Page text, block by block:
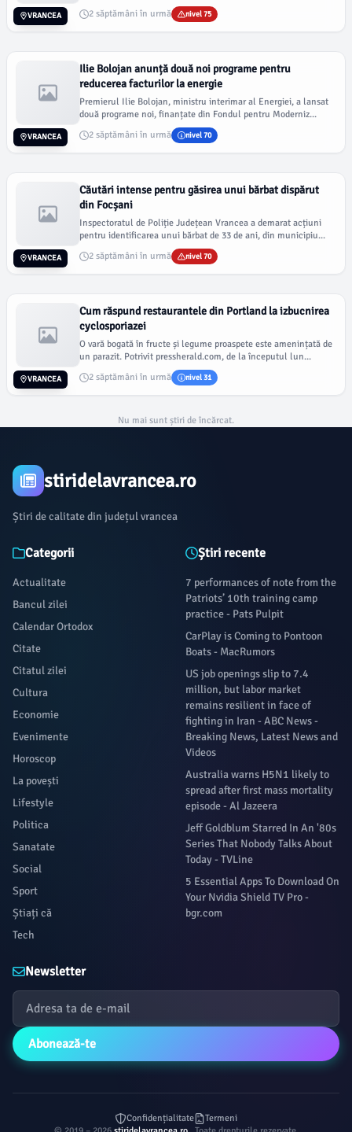
2 săptămâni în urmă
nivel 75
VRANCEA
Ilie Bolojan anunță două noi programe pentru
reducerea facturilor la energie
Premierul Ilie Bolojan, ministru interimar al Energiei, a lansat
două programe noi, finanțate din Fondul pentru Moderniz...
2 săptămâni în urmă
nivel 70
VRANCEA
Căutări intense pentru găsirea unui bărbat dispărut
din Focșani
Inspectoratul de Poliție Județean Vrancea a demarat acțiuni
pentru identificarea unui bărbat de 33 de ani, din municipiu...
2 săptămâni în urmă
nivel 70
VRANCEA
Cum răspund restaurantele din Portland la izbucnirea
cyclosporiazei
O vară bogată în fructe și legume proaspete este amenințată de
un parazit. Potrivit pressherald.com, de la începutul lun...
2 săptămâni în urmă
nivel 31
VRANCEA
Nu mai sunt știri de încărcat.
stiridelavrancea.ro
Știri de calitate din județul vrancea
Categorii
Actualitate
Bancul zilei
Calendar Ortodox
Citate
Citatul zilei
Cultura
Economie
Evenimente
Horoscop
La povești
Lifestyle
Politica
Sanatate
Social
Sport
Știați că
Tech
Știri recente
7 performances of note from the
Patriots’ 10th training camp
practice - Pats Pulpit
CarPlay is Coming to Pontoon
Boats - MacRumors
US job openings slip to 7.4
million, but labor market
remains resilient in face of
fighting in Iran - ABC News -
Breaking News, Latest News and
Videos
Australia warns H5N1 likely to
spread after first mass mortality
episode - Al Jazeera
Jeff Goldblum Starred In An '80s
Series That Nobody Talks About
Today - TVLine
5 Essential Apps To Download On
Your Nvidia Shield TV Pro -
bgr.com
Newsletter
Abonează-te
Confidențialitate
Termeni